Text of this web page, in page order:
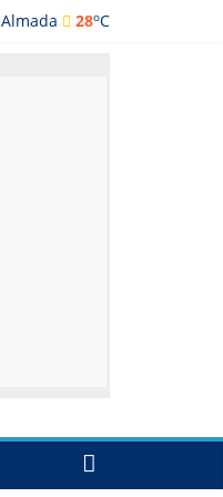
Almada 28oC